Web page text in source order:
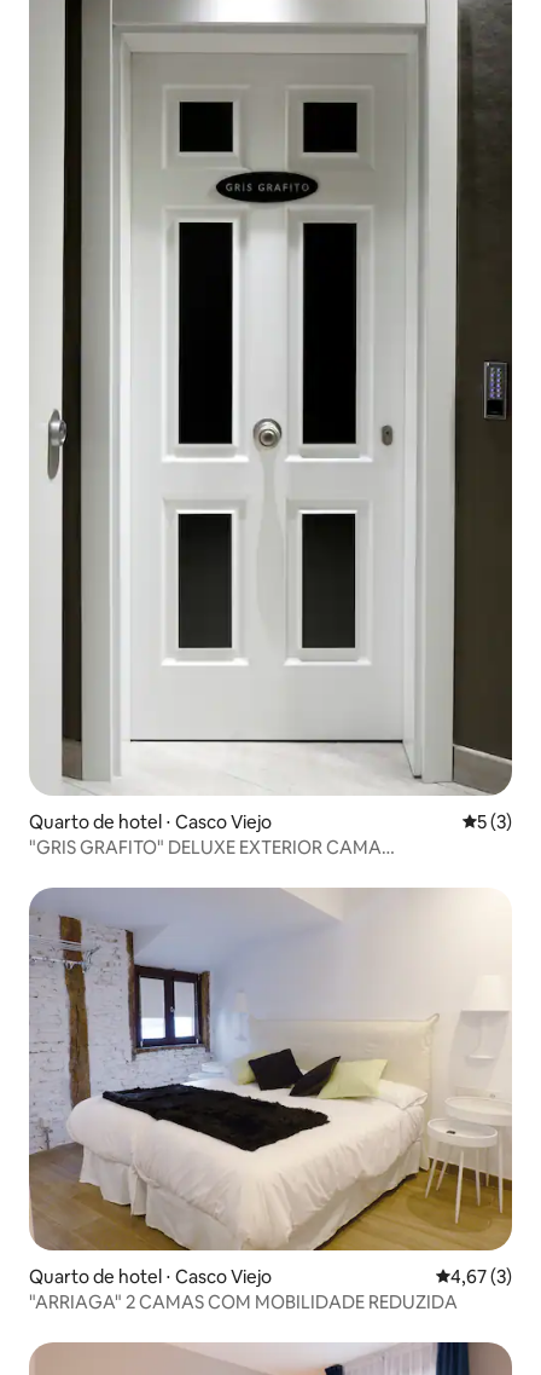
Quarto de hotel ⋅ Casco Viejo 5 de
5 (3)
"GRIS GRAFITO" DELUXE EXTERIOR CAMA
Quarto de hotel ⋅ Casco Viejo 4,67 de
4,67 (3)
"ARRIAGA" 2 CAMAS COM MOBILIDADE REDUZIDA